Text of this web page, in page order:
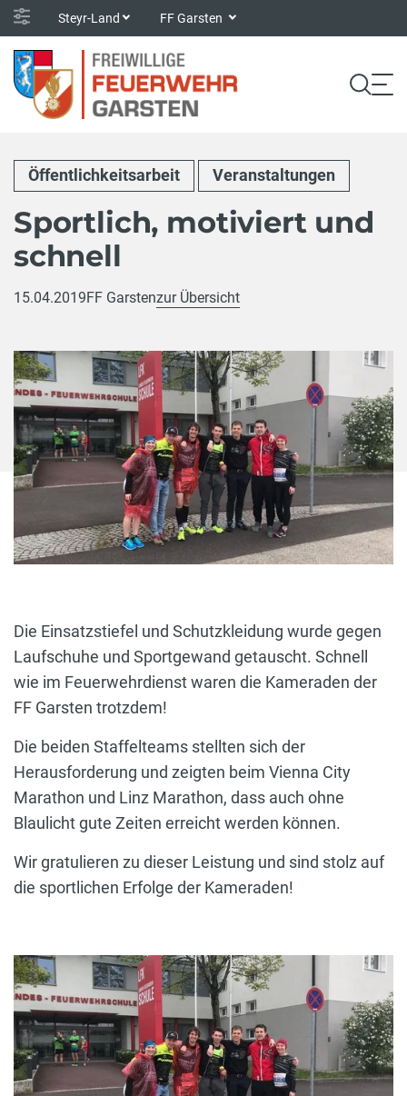
Steyr-Land FF Garsten
Öffentlichkeitsarbeit Veranstaltungen
Sportlich, motiviert und
schnell
15.04.2019FF Garstenzur Übersicht
Die Einsatzstiefel und Schutzkleidung wurde gegen
Laufschuhe und Sportgewand getauscht. Schnell
wie im Feuerwehrdienst waren die Kameraden der
FF Garsten trotzdem!
Die beiden Staffelteams stellten sich der
Herausforderung und zeigten beim Vienna City
Marathon und Linz Marathon, dass auch ohne
Blaulicht gute Zeiten erreicht werden können.
Wir gratulieren zu dieser Leistung und sind stolz auf
die sportlichen Erfolge der Kameraden!